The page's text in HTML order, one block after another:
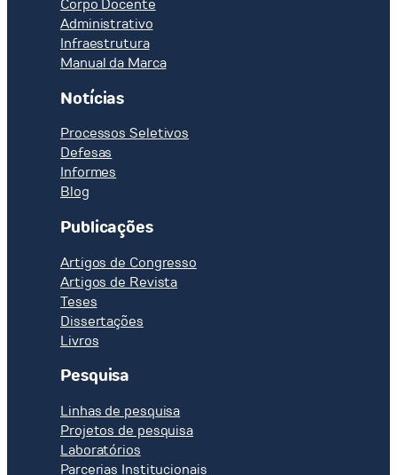
Corpo Docente
Administrativo
Infraestrutura
Manual da Marca
Notícias
Processos Seletivos
Defesas
Informes
Blog
Publicações
Artigos de Congresso
Artigos de Revista
Teses
Dissertações
Livros
Pesquisa
Linhas de pesquisa
Projetos de pesquisa
Laboratórios
Parcerias Institucionais